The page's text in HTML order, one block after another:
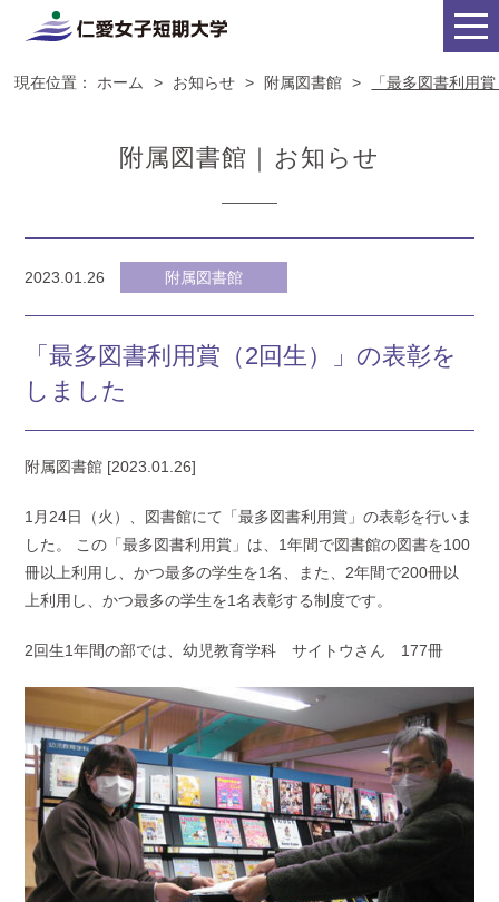
現在位置： ホーム > お知らせ > 附属図書館 > 「最多図書利用
附属図書館｜お知らせ
2023.01.26 附属図書館
「最多図書利用賞（2回生）」の表彰を
しました
附属図書館 [2023.01.26]
1月24日（火）、図書館にて「最多図書利用賞」の表彰を行いま
した。 この「最多図書利用賞」は、1年間で図書館の図書を100
冊以上利用し、かつ最多の学生を1名、また、2年間で200冊以
上利用し、かつ最多の学生を1名表彰する制度です。
2回生1年間の部では、幼児教育学科 サイトウさん 177冊